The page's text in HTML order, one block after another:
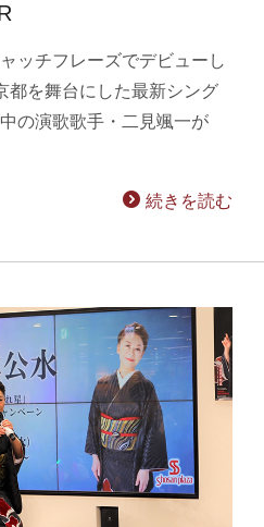
ッチフレーズでデビューし
都を舞台にした最新シング
の演歌歌手・二見颯一が
続きを読む